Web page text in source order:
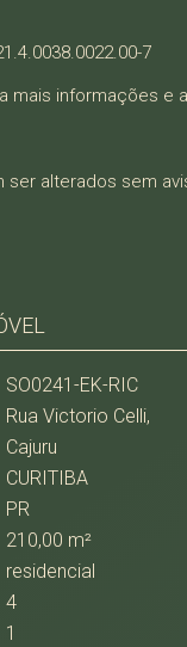
7
mais informações e
ser alterados sem
SO0241-EK-RIC
Rua Victorio Celli,
Cajuru
CURITIBA
PR
210,00 m²
residencial
4
1